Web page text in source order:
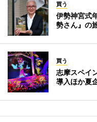
買う
伊勢神宮式
勢さん』の
買う
志摩スペイ
導入ほか夏